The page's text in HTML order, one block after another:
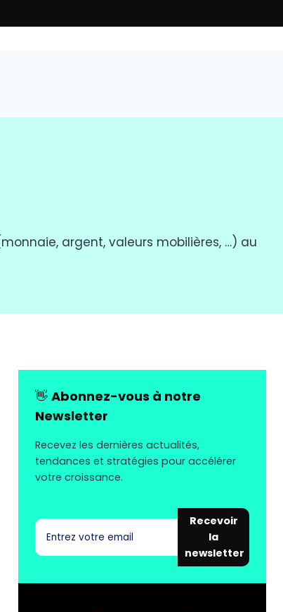
argent, valeurs mobilières, …) au
👋 Abonnez-vous à notre
Newsletter
Recevez les dernières actualités,
tendances et stratégies pour accélérer
votre croissance.
Recevoir
la
newsletter